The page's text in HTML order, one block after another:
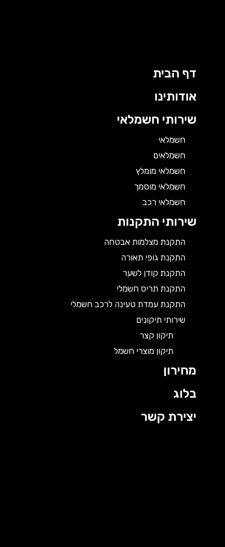
דף הבית
אודותינו
שירותי חשמלאי
חשמלאי
חשמלאים
חשמלאי מומלץ
חשמלאי מוסמך
חשמלאי רכב
שירותי התקנות
התקנת מצלמות אבטחה
התקנת גופי תאורה
התקנת קודן לשער
התקנת תריס חשמלי
התקנת עמדת טעינה לרכב חשמלי
שירותי תיקונים
תיקון קצר
תיקון מוצרי חשמל
מחירון
בלוג
יצירת קשר